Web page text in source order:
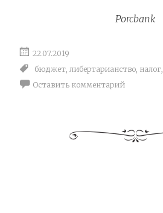
Porcbank
22.07.2019
бюджет, либертарианство, налог,
Оставить комментарий